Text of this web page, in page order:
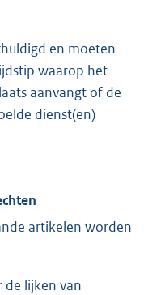
en moeten
waarop het
aanvangt of de
dienst(en)
artikelen worden
de lijken van